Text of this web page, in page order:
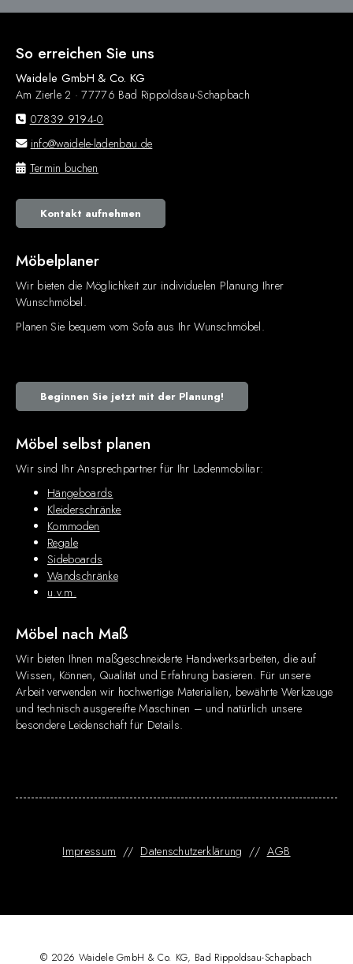
So erreichen Sie uns
Waidele GmbH & Co. KG
Am Zierle 2 · 77776 Bad Rippoldsau-Schapbach
07839 9194-0
info@waidele-ladenbau.de
Termin buchen
Kontakt aufnehmen
Möbelplaner
Wir bieten die Möglichkeit zur individuelen Planung Ihrer
Wunschmöbel.
Planen Sie bequem vom Sofa aus Ihr Wunschmöbel.
Beginnen Sie jetzt mit der Planung!
Möbel selbst planen
Wir sind Ihr Ansprechpartner für Ihr Ladenmobiliar:
Hängeboards
Kleiderschränke
Kommoden
Regale
Sideboards
Wandschränke
u.v.m.
Möbel nach Maß
Wir bieten Ihnen maßgeschneiderte Handwerksarbeiten, die auf
Wissen, Können, Qualität und Erfahrung basieren. Für unsere
Arbeit verwenden wir hochwertige Materialien, bewährte Werkzeuge
und technisch ausgereifte Maschinen – und natürlich unsere
besondere Leidenschaft für Details.
Impressum // Datenschutzerklärung // AGB
© 2026 Waidele GmbH & Co. KG, Bad Rippoldsau-Schapbach